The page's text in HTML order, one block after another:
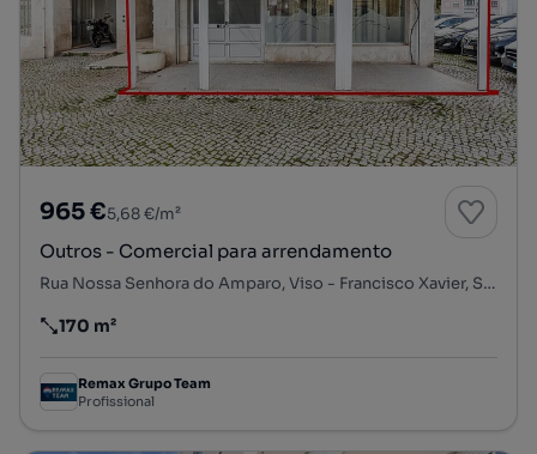
965 €5,68 €/m²
Outros - Comercial para arrendamento
Rua Nossa Senhora do Amparo, Viso - Francisco Xavier, S. Julião, N. S. da Anunciada e S. Maria da Graça, Setúbal, Setúbal
Preço por metro quadrado
170 m²
Remax Grupo Team
Profissional